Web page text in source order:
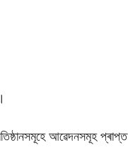
আৱেদনসমূহ প্ৰাপ্ত